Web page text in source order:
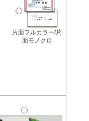
片面フルカラー/片
面モノクロ